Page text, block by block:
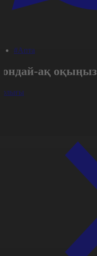
#Апта
ақ оқыңыз